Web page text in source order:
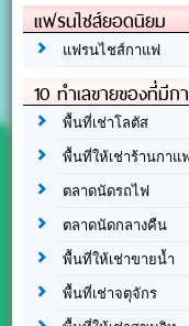
แฟรนไชส์ยอดนิยม
แฟรนไชส์กาแฟ
10 ทำเลขายของที่มี
พื้นที่เช่าโลตัส
พื้นที่ให้เช่าร้านกาแฟ
ตลาดนัดรถไฟ
ตลาดนัดกลางคืน
พื้นที่ให้เช่าขายน้ำ
พื้นที่เช่าจตุจักร